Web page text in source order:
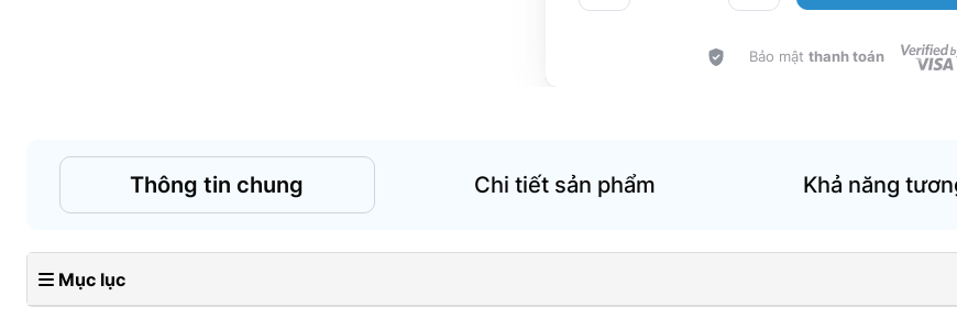
Bảo mậtthanh toán
Thông tin chung Chi tiết sản phẩm Khả năng
Mục lục